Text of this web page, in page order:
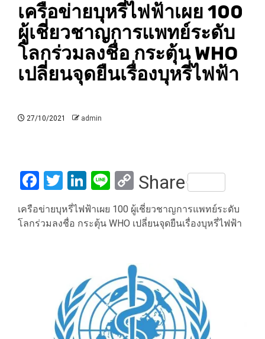
เครือข่ายบุหรี่ไฟฟ้าเผย 100
ผู้เชี่ยวชาญการแพทย์ระดับ
โลกร่วมลงชื่อ กระตุ้น WHO
เปลี่ยนจุดยืนเรื่องบุหรี่ไฟฟ้า
27/10/2021 admin
Facebook
Twitter
LinkedIn
LineCopy
Link
Share
เครือข่ายบุหรี่ไฟฟ้าเผย 100 ผู้เชี่ยวชาญการแพทย์ระดับ
โลกร่วมลงชื่อ กระตุ้น WHO เปลี่ยนจุดยืนเรื่องบุหรี่ไฟฟ้า